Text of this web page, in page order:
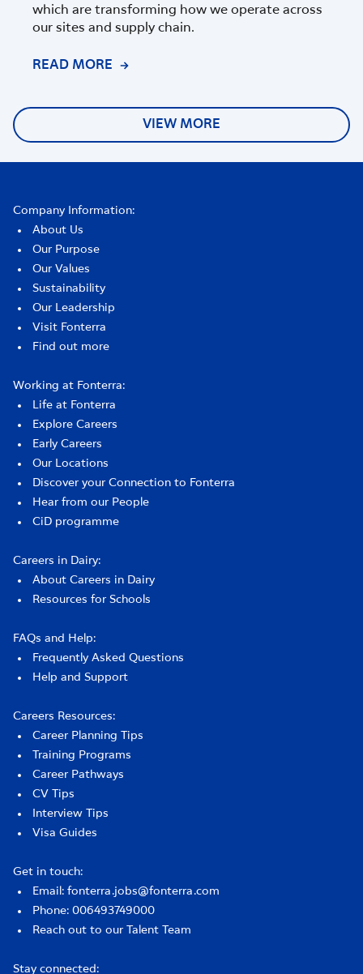
which are transforming how we operate across
our sites and supply chain.
READ MORE
VIEW MORE
Company Information:
About Us
Our Purpose
Our Values
Sustainability
Our Leadership
Visit Fonterra
Find out more
Working at Fonterra:
Life at Fonterra
Explore Careers
Early Careers
Our Locations
Discover your Connection to Fonterra
Hear from our People
CiD programme
Careers in Dairy:
About Careers in Dairy
Resources for Schools
FAQs and Help:
Frequently Asked Questions
Help and Support
Careers Resources:
Career Planning Tips
Training Programs
Career Pathways
CV Tips
Interview Tips
Visa Guides
Get in touch:
Email: fonterra.jobs@fonterra.com
Phone: 006493749000
Reach out to our Talent Team
Stay connected: